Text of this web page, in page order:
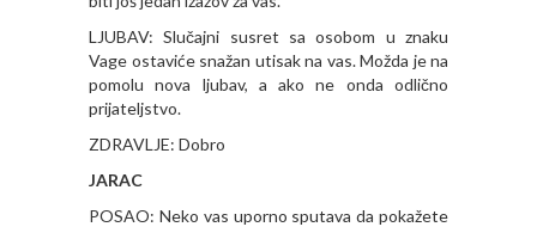
LJUBAV: Slučajni susret sa osobom u znaku
Vage ostaviće snažan utisak na vas. Možda je na
pomolu nova ljubav, a ako ne onda odlično
prijateljstvo.
ZDRAVLJE: Dobro
JARAC
POSAO: Neko vas uporno sputava da pokažete